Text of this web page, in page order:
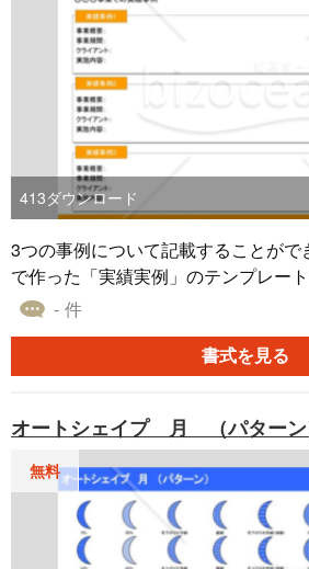
413ダウンロード
3つの事例について記載することがで
で作った「実績実例」のテンプレートです。 目を
ンジを取り入れたこちらのテンプレ
内容）を書き込める仕様となっています。 企画書や
で紹介する事例（実績）ページ用の
- 件
書式を見る
オートシェイプ 月 （パターン
無料